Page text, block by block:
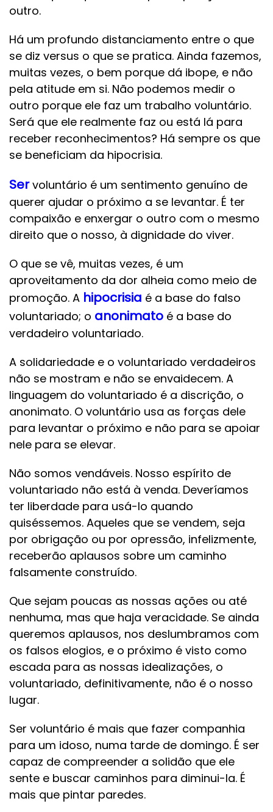
outro.
Há um profundo distanciamento entre o que
se diz versus o que se pratica. Ainda fazemos,
muitas vezes, o bem porque dá ibope, e não
pela atitude em si. Não podemos medir o
outro porque ele faz um trabalho voluntário.
Será que ele realmente faz ou está lá para
receber reconhecimentos? Há sempre os que
se beneficiam da hipocrisia.
Servoluntário é um sentimento genuíno de
querer ajudar o próximo a se levantar. É ter
compaixão e enxergar o outro com o mesmo
direito que o nosso, à dignidade do viver.
O que se vê, muitas vezes, é um
aproveitamento da dor alheia como meio de
promoção. A hipocrisia é a base do falso
voluntariado; o anonimato é a base do
verdadeiro voluntariado.
A solidariedade e o voluntariado verdadeiros
não se mostram e não se envaidecem. A
linguagem do voluntariado é a discrição, o
anonimato. O voluntário usa as forças dele
para levantar o próximo e não para se apoiar
nele para se elevar.
Não somos vendáveis. Nosso espírito de
voluntariado não está à venda. Deveríamos
ter liberdade para usá-lo quando
quiséssemos. Aqueles que se vendem, seja
por obrigação ou por opressão, infelizmente,
receberão aplausos sobre um caminho
falsamente construído.
Que sejam poucas as nossas ações ou até
nenhuma, mas que haja veracidade. Se ainda
queremos aplausos, nos deslumbramos com
os falsos elogios, e o próximo é visto como
escada para as nossas idealizações, o
voluntariado, definitivamente, não é o nosso
lugar.
Ser voluntário é mais que fazer companhia
para um idoso, numa tarde de domingo. É ser
capaz de compreender a solidão que ele
sente e buscar caminhos para diminui-la. É
mais que pintar paredes.